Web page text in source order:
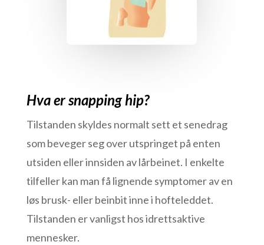
Hva er snapping hip?
Tilstanden skyldes normalt sett et senedrag
som beveger seg over utspringet på enten
utsiden eller innsiden av lårbeinet. I enkelte
tilfeller kan man få lignende symptomer av en
løs brusk- eller beinbit inne i hofteleddet.
Tilstanden er vanligst hos idrettsaktive
mennesker.